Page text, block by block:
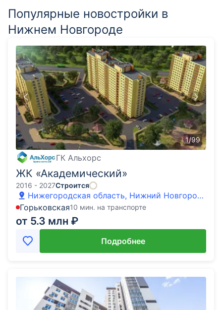
Популярные новостройки в
Нижнем Новгороде
1/99
ГК Альхорс
ЖК «Академический»
2016 - 2027Строится
Нижегородская область, Нижний Новгород,
д. Афонино, улица Академическая
Горьковская10 мин. на транспорте
от 5.3 млн ₽
Подробнее